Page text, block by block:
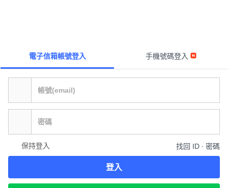
電子信箱帳號登入 手機號碼登入
保持登入 找回 ID ∙ 密碼
登入